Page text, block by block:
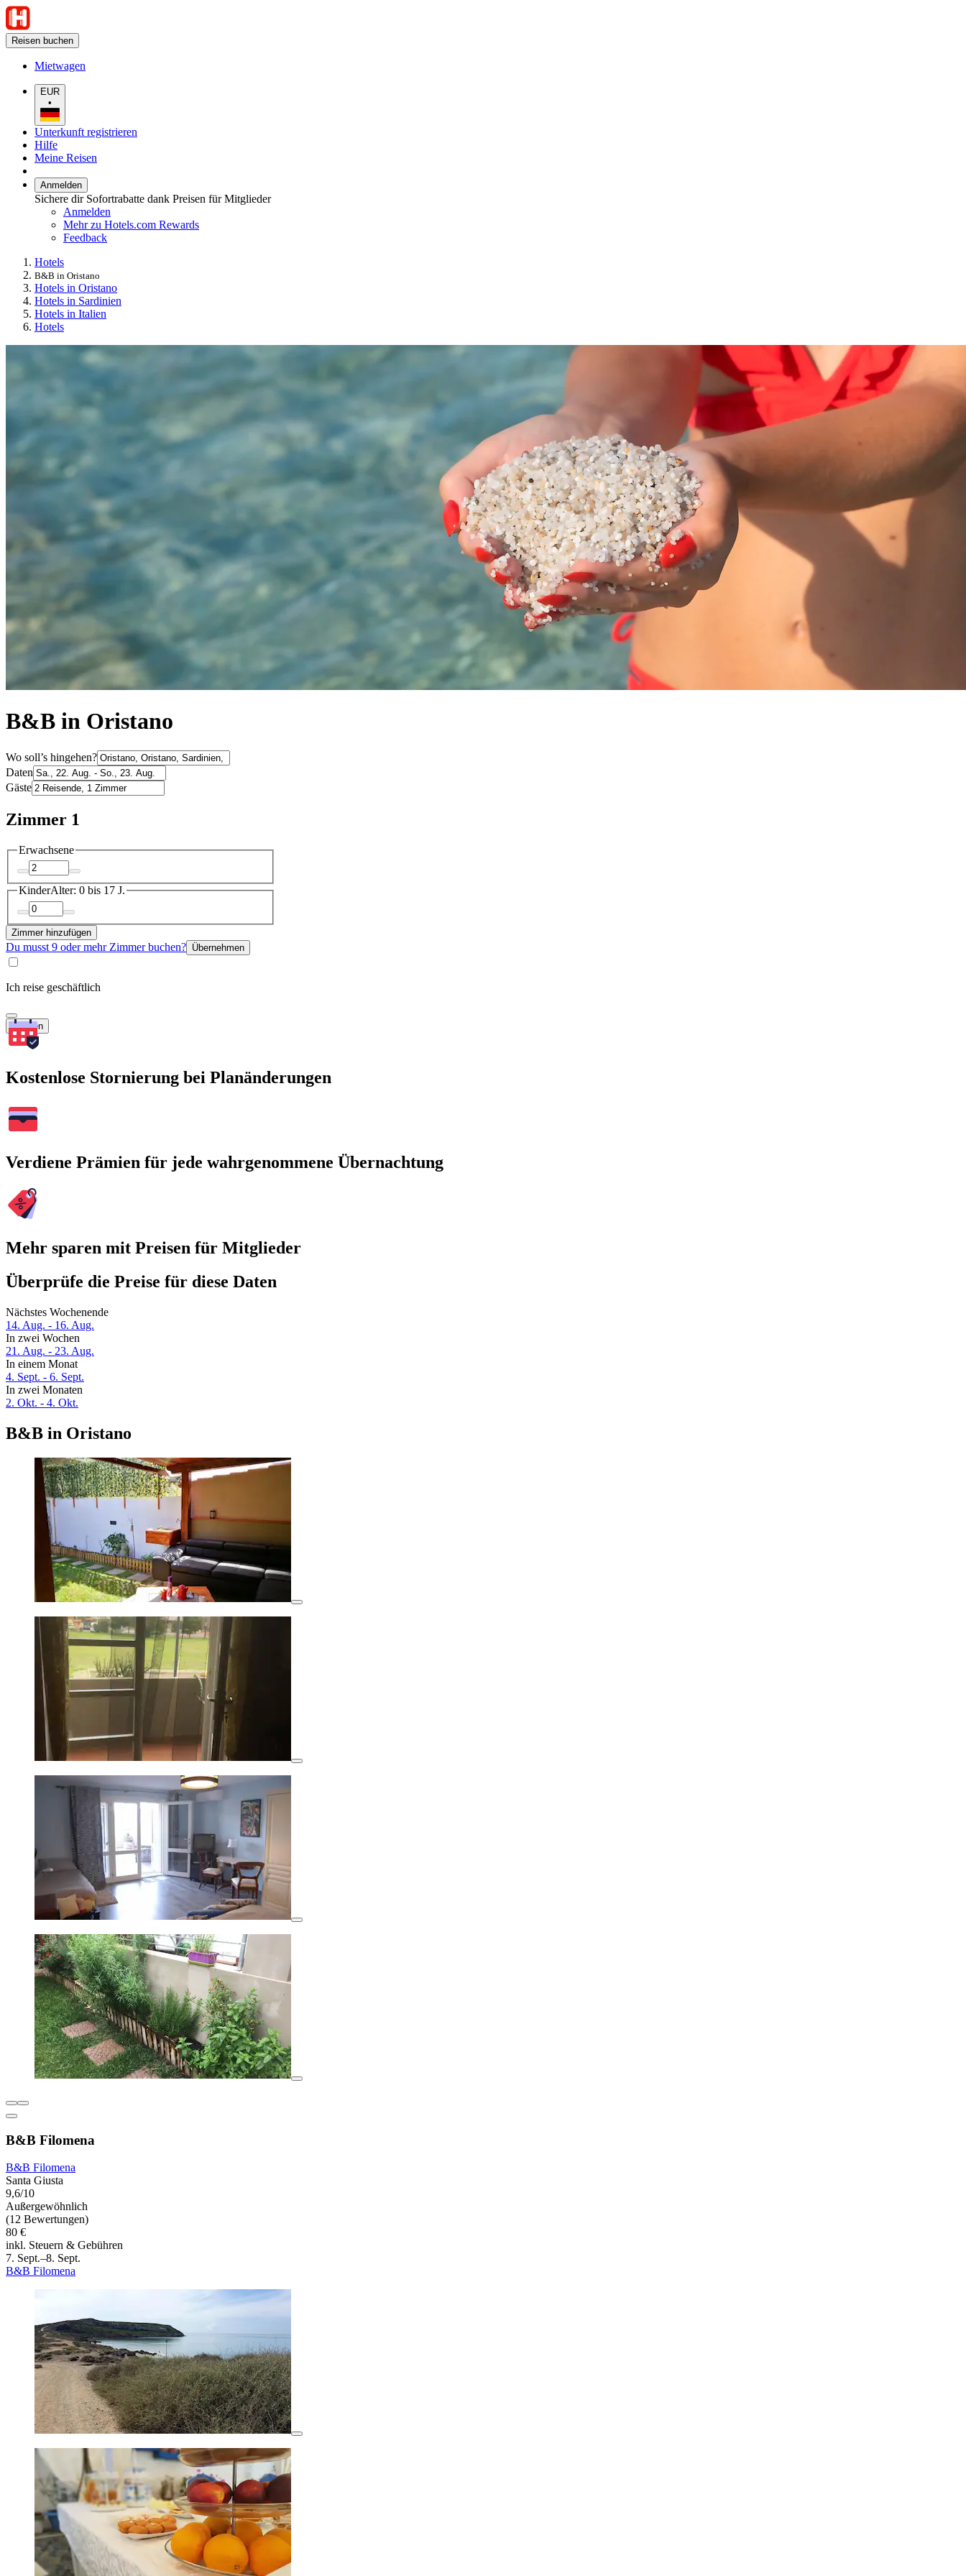
Reisen buchen
Mietwagen
EUR
•
Unterkunft registrieren
Hilfe
Meine Reisen
Anmelden
Sichere dir Sofortrabatte dank Preisen für Mitglieder
Anmelden
Mehr zu Hotels.com Rewards
Feedback
Hotels
B&B in Oristano
Hotels in Oristano
Hotels in Sardinien
Hotels in Italien
Hotels
B&B in Oristano
Wo soll’s hingehen?
Daten
Gäste
Zimmer 1
Erwachsene
KinderAlter: 0 bis 17 J.
Zimmer hinzufügen
Du musst 9 oder mehr Zimmer buchen? Übernehmen
Ich reise geschäftlich
Suchen
Kostenlose Stornierung bei Planänderungen
Verdiene Prämien für jede wahrgenommene Übernachtung
Mehr sparen mit Preisen für Mitglieder
Überprüfe die Preise für diese Daten
Nächstes Wochenende
14. Aug. - 16. Aug.
In zwei Wochen
21. Aug. - 23. Aug.
In einem Monat
4. Sept. - 6. Sept.
In zwei Monaten
2. Okt. - 4. Okt.
B&B in Oristano
B&B Filomena
B&B Filomena
Santa Giusta
9,6/10
Außergewöhnlich
(12 Bewertungen)
80 €
inkl. Steuern & Gebühren
7. Sept.–8. Sept.
B&B Filomena